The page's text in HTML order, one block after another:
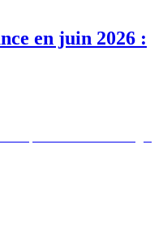
en juin 2026 :